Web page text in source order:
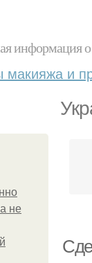
информация
макияжа и
не